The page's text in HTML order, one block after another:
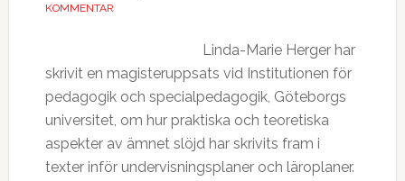
KOMMENTAR
Linda-Marie Herger har
skrivit en magisteruppsats vid Institutionen för
pedagogik och specialpedagogik, Göteborgs
universitet, om hur praktiska och teoretiska
aspekter av ämnet slöjd har skrivits fram i
texter inför undervisningsplaner och läroplaner.